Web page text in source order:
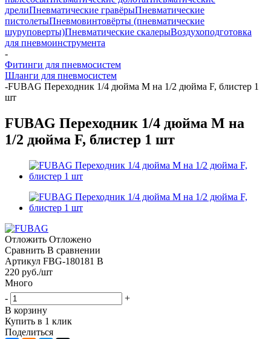
дрелиПневматические гравёрыПневматические
пистолетыПневмовинтовёрты (пневматические
шуруповерты)Пневматические скалерыВоздухоподготовка
для пневмоинструмента
-
Фитинги для пневмосистем
Шланги для пневмосистем
-FUBAG Переходник 1/4 дюйма M на 1/2 дюйма F, блистер 1
шт
FUBAG Переходник 1/4 дюйма M на
1/2 дюйма F, блистер 1 шт
Отложить Отложено
Сравнить В сравнении
Артикул FBG-180181 B
220 руб./шт
Много
-
+
В корзину
Купить в 1 клик
Поделиться